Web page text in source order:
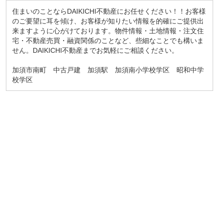
住まいのことならDAIKICHI不動産にお任せください！！お客様
のご要望に耳を傾け、お客様が知りたい情報を的確にご提供出
来ますように心がけております。物件情報・土地情報・注文住
宅・不動産売買・融資関係のことなど、些細なことでも構いま
せん。DAIKICHI不動産までお気軽にご相談ください。
加須市南町 中古戸建 加須駅 加須南小学校学区 昭和中学
校学区